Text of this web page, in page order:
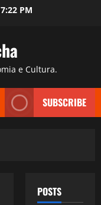
PM
e Cultura.
SUBSCRIBE
POSTS